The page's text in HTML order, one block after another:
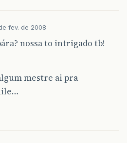
fev. de 2008
nossa to intrigado tb!
mestre ai pra